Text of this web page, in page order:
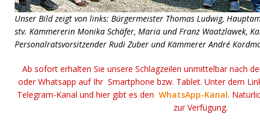
Unser Bild zeigt von links: Bürgermeister Thomas Ludwig,
stv. Kämmererin Monika Schäfer, Maria und Franz Waatzlawek,
Personalratsvorsitzender Rudi Zuber und Kämmerer André
Ab sofort erhalten Sie unsere Schlagzeilen unmittelbar nach
oder Whatsapp auf Ihr Smartphone bzw. Tablet. Unter dem
Telegram-Kanal und hier gibt es denWhatsApp-Kanal.
zur Verfügung.